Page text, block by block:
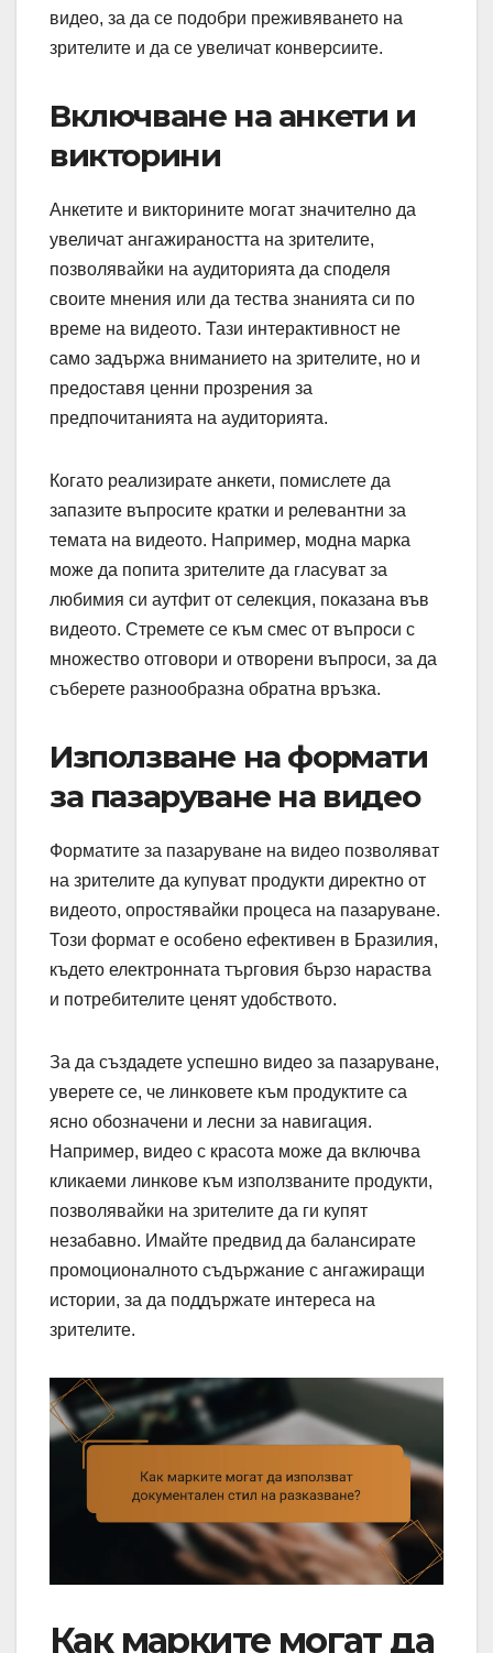
видео, за да се подобри преживяването на
зрителите и да се увеличат конверсиите.
Включване на анкети и
викторини
Анкетите и викторините могат значително да
увеличат ангажираността на зрителите,
позволявайки на аудиторията да споделя
своите мнения или да тества знанията си по
време на видеото. Тази интерактивност не
само задържа вниманието на зрителите, но и
предоставя ценни прозрения за
предпочитанията на аудиторията.
Когато реализирате анкети, помислете да
запазите въпросите кратки и релевантни за
темата на видеото. Например, модна марка
може да попита зрителите да гласуват за
любимия си аутфит от селекция, показана във
видеото. Стремете се към смес от въпроси с
множество отговори и отворени въпроси, за да
съберете разнообразна обратна връзка.
Използване на формати
за пазаруване на видео
Форматите за пазаруване на видео позволяват
на зрителите да купуват продукти директно от
видеото, опростявайки процеса на пазаруване.
Този формат е особено ефективен в Бразилия,
където електронната търговия бързо нараства
и потребителите ценят удобството.
За да създадете успешно видео за пазаруване,
уверете се, че линковете към продуктите са
ясно обозначени и лесни за навигация.
Например, видео с красота може да включва
кликаеми линкове към използваните продукти,
позволявайки на зрителите да ги купят
незабавно. Имайте предвид да балансирате
промоционалното съдържание с ангажиращи
истории, за да поддържате интереса на
зрителите.
Как марките могат да